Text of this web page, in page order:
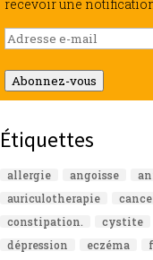
recevoir une
Adresse
e-
mail
Abonnez-vous
Étiquettes
allergie angoisse
auriculotherapie
constipation.
cystite
dépression
eczéma